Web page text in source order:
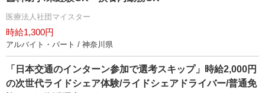
医療法人社団マイスター
時給1,300円
アルバイト・パート / 神奈川県
「日本交通のインターン参加で選考スキップ」時給2,000円
の次世代ライドシェア体験/ライドシェアドライバー/普通免